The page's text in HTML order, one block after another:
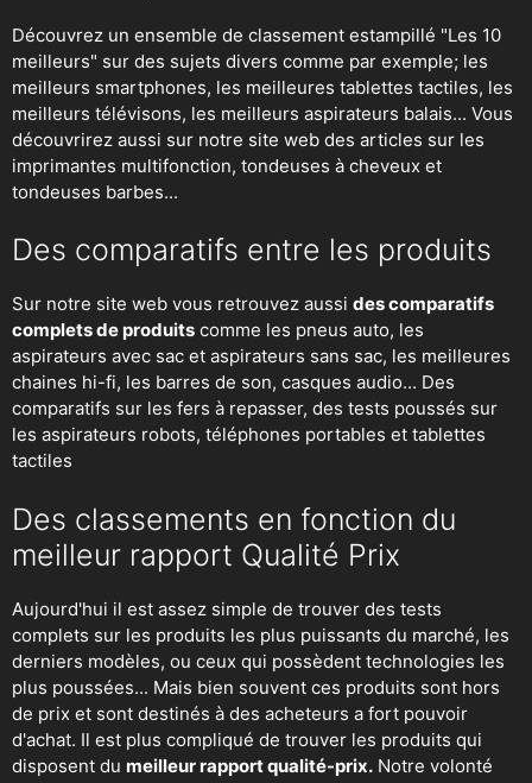
Découvrez un ensemble de classement estampillé "Les 10
meilleurs" sur des sujets divers comme par exemple; les
meilleurs smartphones, les meilleures tablettes tactiles, les
meilleurs télévisons, les meilleurs aspirateurs balais... Vous
découvrirez aussi sur notre site web des articles sur les
imprimantes multifonction, tondeuses à cheveux et
tondeuses barbes...
Des comparatifs entre les produits
Sur notre site web vous retrouvez aussi des comparatifs
complets de produits comme les pneus auto, les
aspirateurs avec sac et aspirateurs sans sac, les meilleures
chaines hi-fi, les barres de son, casques audio... Des
comparatifs sur les fers à repasser, des tests poussés sur
les aspirateurs robots, téléphones portables et tablettes
tactiles
Des classements en fonction du
meilleur rapport Qualité Prix
Aujourd'hui il est assez simple de trouver des tests
complets sur les produits les plus puissants du marché, les
derniers modèles, ou ceux qui possèdent technologies les
plus poussées... Mais bien souvent ces produits sont hors
de prix et sont destinés à des acheteurs a fort pouvoir
d'achat. Il est plus compliqué de trouver les produits qui
disposent du meilleur rapport qualité-prix. Notre volonté